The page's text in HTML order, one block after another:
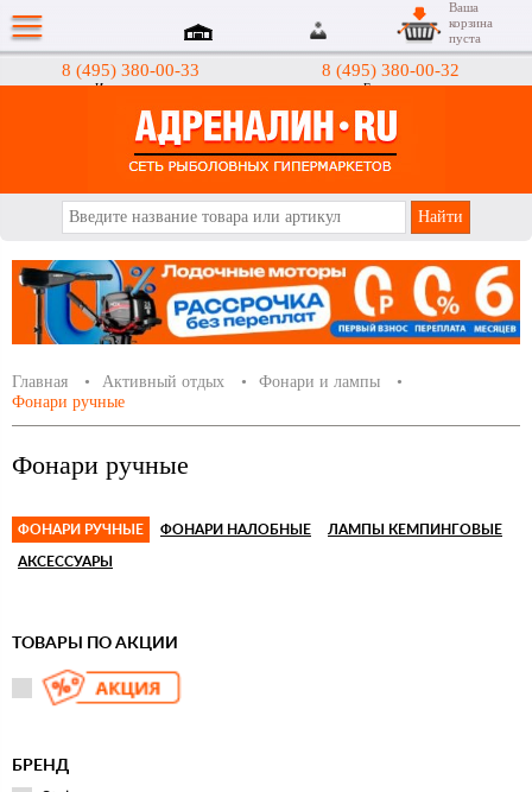
8 (495) 380-00-33
Интернет-магазин
8 (495) 380-00-32
Гипермаркеты
Ваша
корзина
пуста
Главная Активный отдых
Фонари и лампы
Фонари ручные
Фонари ручные
ФОНАРИ РУЧНЫЕ ФОНАРИ НАЛОБНЫЕ ЛАМПЫ КЕМПИНГОВЫЕ
АКСЕССУАРЫ
ТОВАРЫ ПО АКЦИИ
БРЕНД